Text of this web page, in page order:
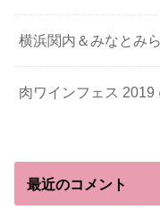
横浜関内＆みなとみ
肉ワインフェス
最近のコメント